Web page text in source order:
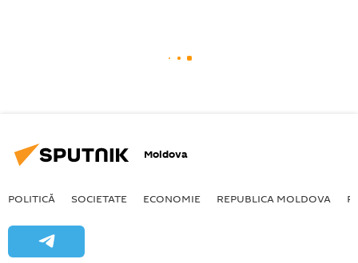
Moldova
POLITICĂ SOCIETATE ECONOMIE REPUBLICA MOLDOVA